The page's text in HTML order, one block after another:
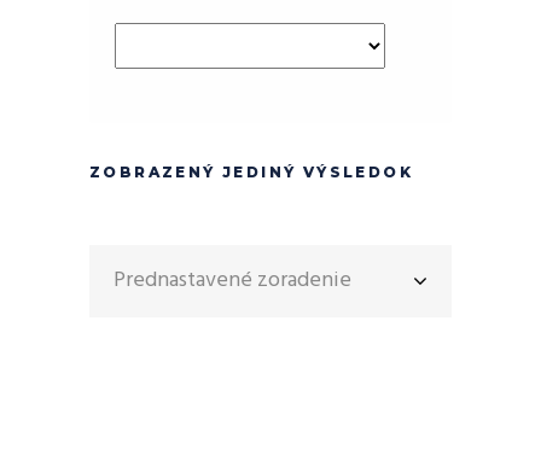
ZOBRAZENÝ JEDINÝ VÝSLEDOK
Prednastavené zoradenie